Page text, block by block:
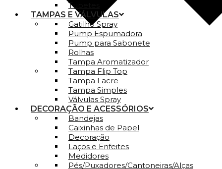
Tubetes
TAMPAS E VÁLVULAS
Gatilho Spray
Pump Espumadora
Pump para Sabonete
Rolhas
Tampa Aromatizador
Tampa Flip Top
Tampa Lacre
Tampa Simples
Válvulas Spray
DECORAÇÃO E ACESSÓRIOS
Bandejas
Caixinhas de Papel
Decoração
Laços e Enfeites
Medidores
Pés/Puxadores/Cantoneiras/Alças